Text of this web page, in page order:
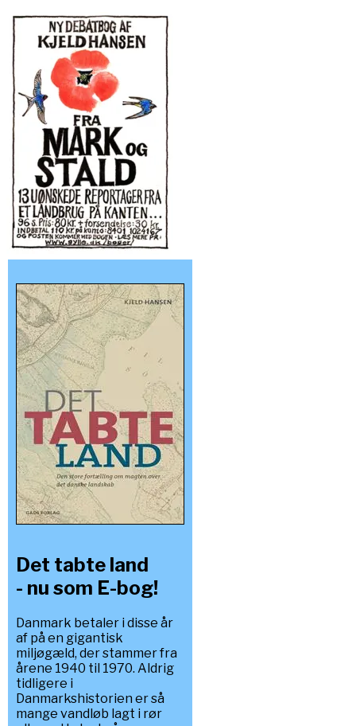
Det tabte land
- nu som E-bog!
Danmark betaler i disse år
af på en gigantisk
miljøgæld, der stammer fra
årene 1940 til 1970. Aldrig
tidligere i
Danmarkshistorien er så
mange vandløb lagt i rør